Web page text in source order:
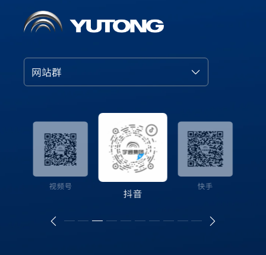
网站群
视频号
抖音
快手